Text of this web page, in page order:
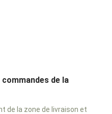
de la
de la zone de livraison et